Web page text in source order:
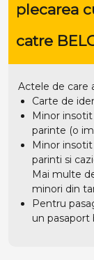
plecarea
catre
Actele de care
Carte de
Minor
parinte (o
Minor
parinti si
Mai multe
minori din
Pentru
un pasaport